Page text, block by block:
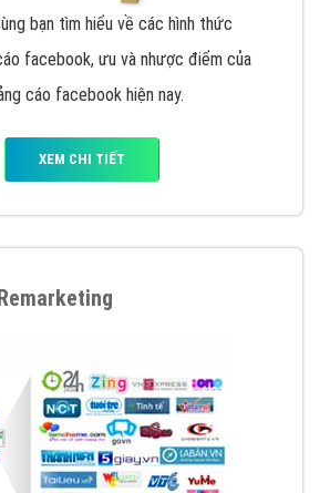
bạn tìm hiểu về các hình thức
facebook, ưu và nhược điểm của
cáo facebook hiện nay.
XEM CHI TIẾT